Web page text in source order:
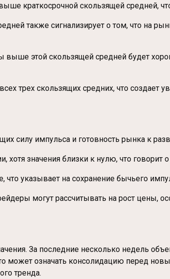
краткосрочной скользящей средней,
также сигнализирует о том, что на
этой скользящей средней будет
трех скользящих средних, что создает
силу импульса и готовность рынка к
хотя значения близки к нулю, что
что указывает на сохранение бычьего
могут рассчитывать на рост цены,
За последние несколько недель
означать консолидацию перед
тренда.